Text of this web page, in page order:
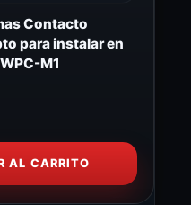
Contacto
para instalar en
M1
AL CARRITO